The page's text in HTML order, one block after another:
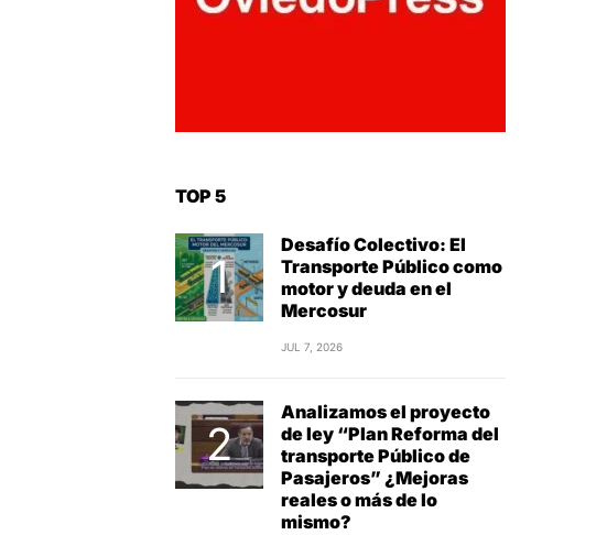
TOP 5
Desafío Colectivo: El
Transporte Público como
motor y deuda en el
Mercosur
JUL 7, 2026
Analizamos el proyecto
de ley “Plan Reforma del
transporte Público de
Pasajeros” ¿Mejoras
reales o más de lo
mismo?